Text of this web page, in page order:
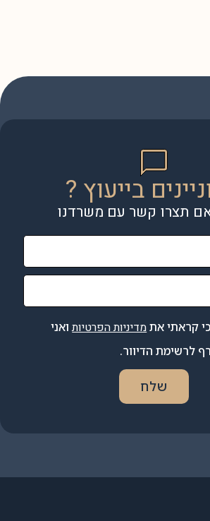
בייעוץ ?
תצרו קשר עם משרדנו
קראתי אתמדיניות הפרטיותואני
לרשימת הדיוור.
שלח